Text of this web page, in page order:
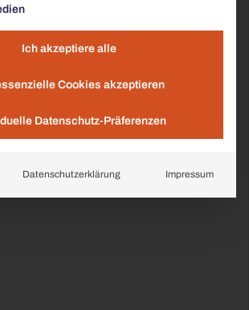
Ich akzeptiere alle
Cookies akzeptieren
Datenschutz-Präferenzen
Datenschutzerklärung Impressum